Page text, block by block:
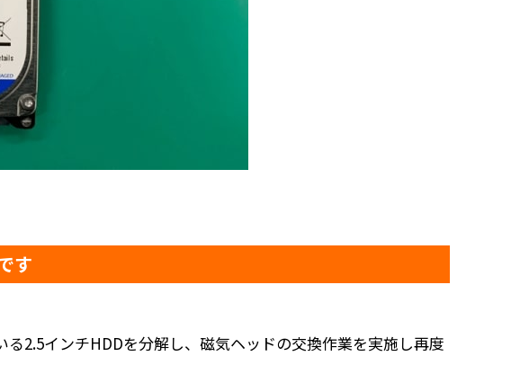
す
2.5インチHDDを分解し、磁気ヘッドの交換作業を実施し再度